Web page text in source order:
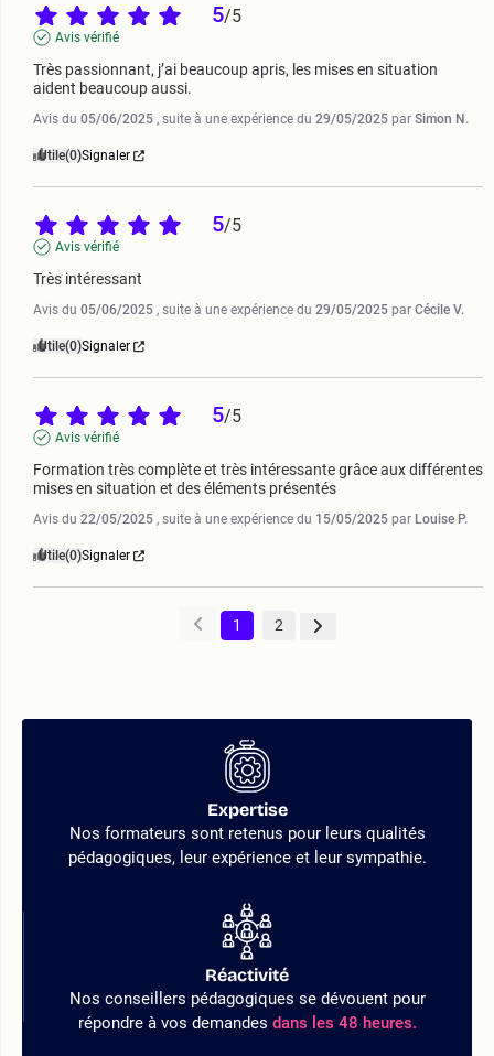
5/5
Avis vérifié
Très passionnant, j’ai beaucoup apris, les mises en situation
aident beaucoup aussi.
Avis du 05/06/2025 , suite à une expérience du 29/05/2025 par Simon N.
Utile(0)Signaler
5/5
Avis vérifié
Très intéressant
Avis du 05/06/2025 , suite à une expérience du 29/05/2025 par Cécile V.
Utile(0)Signaler
5/5
Avis vérifié
Formation très complète et très intéressante grâce aux différentes
mises en situation et des éléments présentés
Avis du 22/05/2025 , suite à une expérience du 15/05/2025 par Louise P.
Utile(0)Signaler
1 2
Expertise
Nos formateurs sont retenus pour leurs qualités
pédagogiques, leur expérience et leur sympathie.
Réactivité
Nos conseillers pédagogiques se dévouent pour
répondre à vos demandes dans les 48 heures.